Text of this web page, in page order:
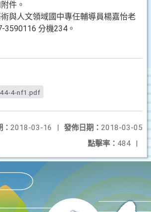
件。
與人文領域國中專任輔導員楊嘉怡老
3590116 分機234。
4-nf1.pdf
發佈日期： 2018-03-05
2018-03-16
|
點擊率： 484 |